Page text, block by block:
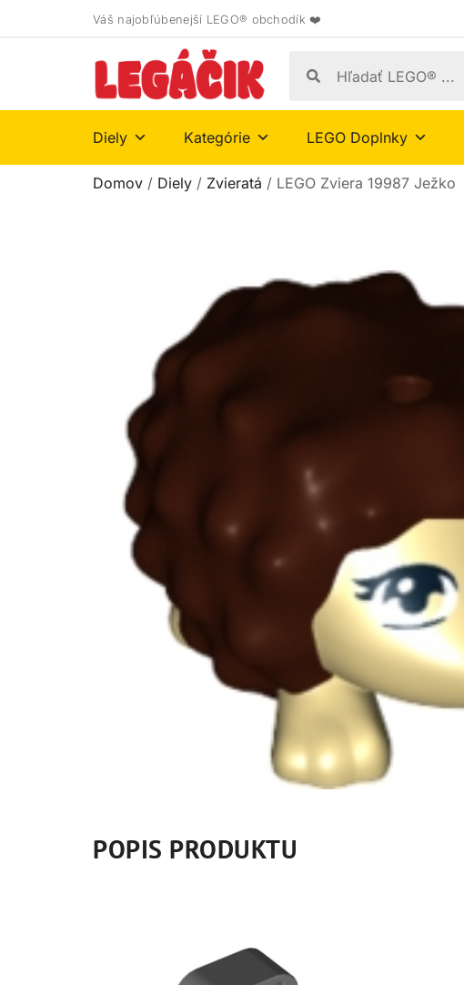
Váš najobľúbenejší LEGO® obchodík ❤️
Diely Kategórie LEGO Doplnky
Domov / Diely / Zvieratá / LEGO Zviera 19987 Ježko
POPIS PRODUKTU